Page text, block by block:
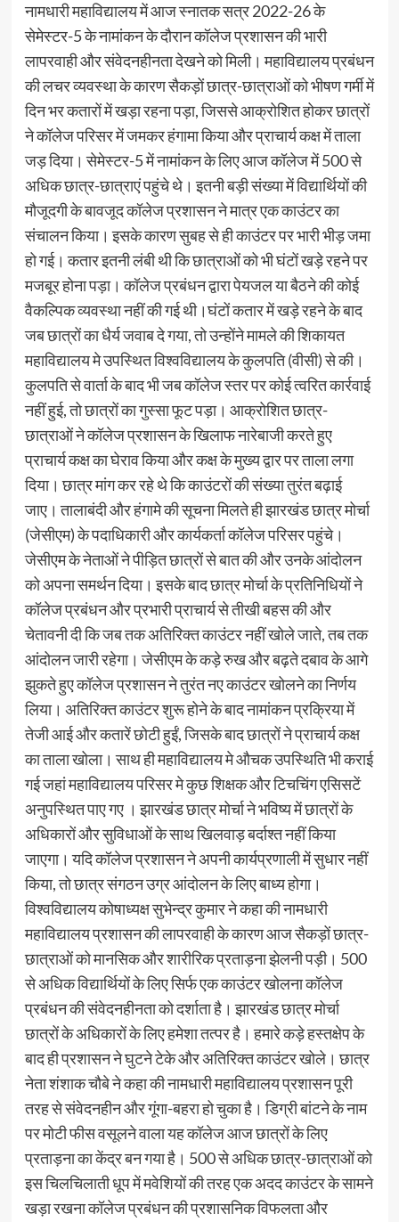
नामधारी महाविद्यालय में आज स्नातक सत्र 2022-26 के
सेमेस्टर-5 के नामांकन के दौरान कॉलेज प्रशासन की भारी
लापरवाही और संवेदनहीनता देखने को मिली। महाविद्यालय प्रबंधन
की लचर व्यवस्था के कारण सैकड़ों छात्र-छात्राओं को भीषण गर्मी में
दिन भर कतारों में खड़ा रहना पड़ा, जिससे आक्रोशित होकर छात्रों
ने कॉलेज परिसर में जमकर हंगामा किया और प्राचार्य कक्ष में ताला
जड़ दिया। सेमेस्टर-5 में नामांकन के लिए आज कॉलेज में 500 से
अधिक छात्र-छात्राएं पहुंचे थे। इतनी बड़ी संख्या में विद्यार्थियों की
मौजूदगी के बावजूद कॉलेज प्रशासन ने मात्र एक काउंटर का
संचालन किया। इसके कारण सुबह से ही काउंटर पर भारी भीड़ जमा
हो गई। कतार इतनी लंबी थी कि छात्राओं को भी घंटों खड़े रहने पर
मजबूर होना पड़ा। कॉलेज प्रबंधन द्वारा पेयजल या बैठने की कोई
वैकल्पिक व्यवस्था नहीं की गई थी।घंटों कतार में खड़े रहने के बाद
जब छात्रों का धैर्य जवाब दे गया, तो उन्होंने मामले की शिकायत
महाविद्यालय मे उपस्थित विश्वविद्यालय के कुलपति (वीसी) से की।
कुलपति से वार्ता के बाद भी जब कॉलेज स्तर पर कोई त्वरित कार्रवाई
नहीं हुई, तो छात्रों का गुस्सा फूट पड़ा। आक्रोशित छात्र-
छात्राओं ने कॉलेज प्रशासन के खिलाफ नारेबाजी करते हुए
प्राचार्य कक्ष का घेराव किया और कक्ष के मुख्य द्वार पर ताला लगा
दिया। छात्र मांग कर रहे थे कि काउंटरों की संख्या तुरंत बढ़ाई
जाए। तालाबंदी और हंगामे की सूचना मिलते ही झारखंड छात्र मोर्चा
(जेसीएम) के पदाधिकारी और कार्यकर्ता कॉलेज परिसर पहुंचे।
जेसीएम के नेताओं ने पीड़ित छात्रों से बात की और उनके आंदोलन
को अपना समर्थन दिया। इसके बाद छात्र मोर्चा के प्रतिनिधियों ने
कॉलेज प्रबंधन और प्रभारी प्राचार्य से तीखी बहस की और
चेतावनी दी कि जब तक अतिरिक्त काउंटर नहीं खोले जाते, तब तक
आंदोलन जारी रहेगा। जेसीएम के कड़े रुख और बढ़ते दबाव के आगे
झुकते हुए कॉलेज प्रशासन ने तुरंत नए काउंटर खोलने का निर्णय
लिया। अतिरिक्त काउंटर शुरू होने के बाद नामांकन प्रक्रिया में
तेजी आई और कतारें छोटी हुईं, जिसके बाद छात्रों ने प्राचार्य कक्ष
का ताला खोला। साथ ही महाविद्यालय मे औचक उपस्थिति भी कराई
गई जहां महाविद्यालय परिसर मे कुछ शिक्षक और टिचचिंग एसिसटें
अनुपस्थित पाए गए । झारखंड छात्र मोर्चा ने भविष्य में छात्रों के
अधिकारों और सुविधाओं के साथ खिलवाड़ बर्दाश्त नहीं किया
जाएगा। यदि कॉलेज प्रशासन ने अपनी कार्यप्रणाली में सुधार नहीं
किया, तो छात्र संगठन उग्र आंदोलन के लिए बाध्य होगा।
विश्वविद्यालय कोषाध्यक्ष सुभेन्द्र कुमार ने कहा की नामधारी
महाविद्यालय प्रशासन की लापरवाही के कारण आज सैकड़ों छात्र-
छात्राओं को मानसिक और शारीरिक प्रताड़ना झेलनी पड़ी। 500
से अधिक विद्यार्थियों के लिए सिर्फ एक काउंटर खोलना कॉलेज
प्रबंधन की संवेदनहीनता को दर्शाता है। झारखंड छात्र मोर्चा
छात्रों के अधिकारों के लिए हमेशा तत्पर है। हमारे कड़े हस्तक्षेप के
बाद ही प्रशासन ने घुटने टेके और अतिरिक्त काउंटर खोले। छात्र
नेता शंशाक चौबे ने कहा की नामधारी महाविद्यालय प्रशासन पूरी
तरह से संवेदनहीन और गूंगा-बहरा हो चुका है। डिग्री बांटने के नाम
पर मोटी फीस वसूलने वाला यह कॉलेज आज छात्रों के लिए
प्रताड़ना का केंद्र बन गया है। 500 से अधिक छात्र-छात्राओं को
इस चिलचिलाती धूप में मवेशियों की तरह एक अदद काउंटर के सामने
खड़ा रखना कॉलेज प्रबंधन की प्रशासनिक विफलता और